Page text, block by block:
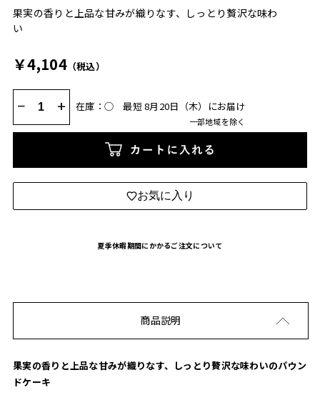
果実の香りと上品な甘みが織りなす、しっとり贅沢な味わ
い
￥4,104（税込）
− + 在庫：◯ 最短 8月20日（木）にお届け
一部地域を除く
カートに入れる
お気に入り
夏季休暇期間にかかるご注文について
商品説明
果実の香りと上品な甘みが織りなす、しっとり贅沢な味わいのパウン
ドケーキ